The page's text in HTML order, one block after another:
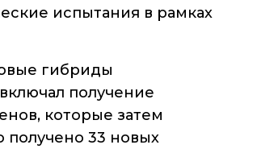
испытания в рамках
гибриды
получение
которые затем
получено 33 новых